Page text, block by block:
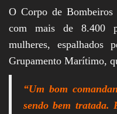
O Corpo de
com mais de 8.400
mulheres, espalhados
Grupamento Marítimo,
“Um bom
sendo bem tratada.